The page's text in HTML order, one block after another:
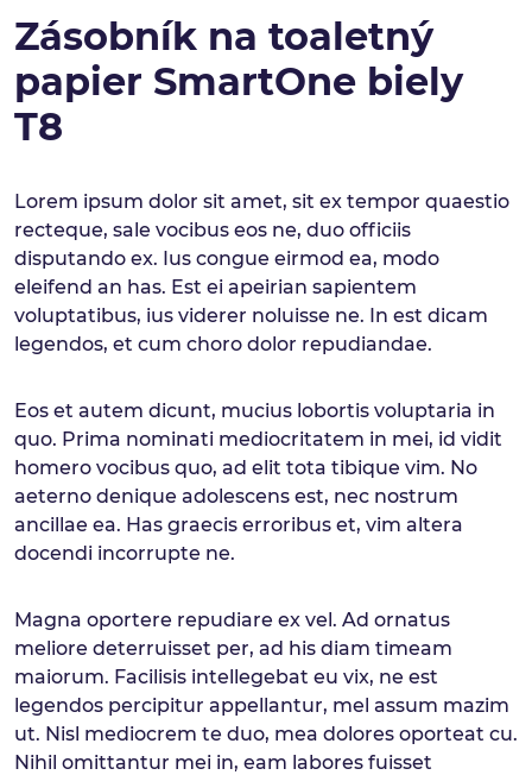
Zásobník na toaletný
papier SmartOne biely
T8
Lorem ipsum dolor sit amet, sit ex tempor quaestio
recteque, sale vocibus eos ne, duo officiis
disputando ex. Ius congue eirmod ea, modo
eleifend an has. Est ei apeirian sapientem
voluptatibus, ius viderer noluisse ne. In est dicam
legendos, et cum choro dolor repudiandae.
Eos et autem dicunt, mucius lobortis voluptaria in
quo. Prima nominati mediocritatem in mei, id vidit
homero vocibus quo, ad elit tota tibique vim. No
aeterno denique adolescens est, nec nostrum
ancillae ea. Has graecis erroribus et, vim altera
docendi incorrupte ne.
Magna oportere repudiare ex vel. Ad ornatus
meliore deterruisset per, ad his diam timeam
maiorum. Facilisis intellegebat eu vix, ne est
legendos percipitur appellantur, mel assum mazim
ut. Nisl mediocrem te duo, mea dolores oporteat cu.
Nihil omittantur mei in, eam labores fuisset